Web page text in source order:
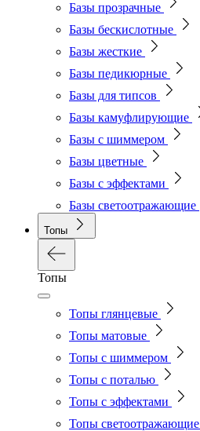
Базы прозрачные
Базы бескислотные
Базы жесткие
Базы педикюрные
Базы для типсов
Базы камуфлирующие
Базы с шиммером
Базы цветные
Базы с эффектами
Базы светоотражающие
Топы
Топы
Топы глянцевые
Топы матовые
Топы с шиммером
Топы с поталью
Топы с эффектами
Топы светоотражающие